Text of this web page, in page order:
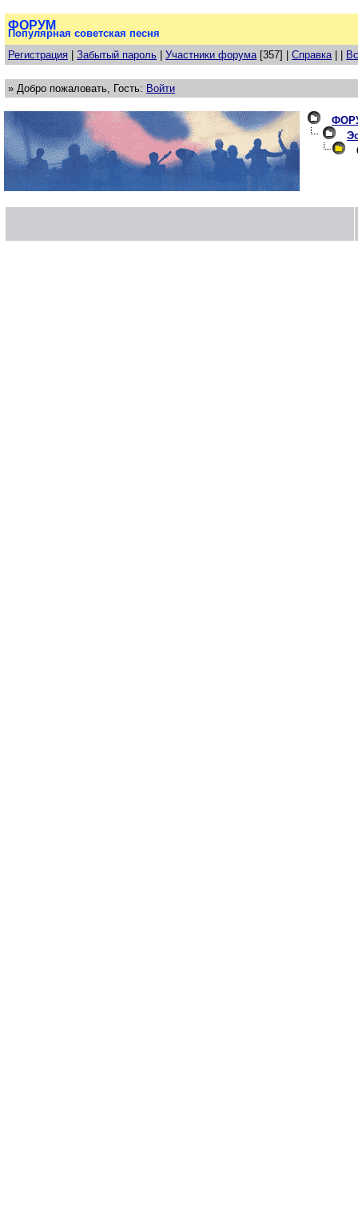
ФОРУМ
Популярная советская песня
Регистрация
Забытый пароль Участники форума[357] | Справка| |
» Добро пожаловать, Гость: Войти